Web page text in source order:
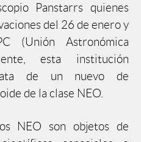
Panstarrs quienes
del 26 de enero y
(Unión Astronómica
esta institución
de un nuevo de
de la clase NEO.
NEO son objetos de